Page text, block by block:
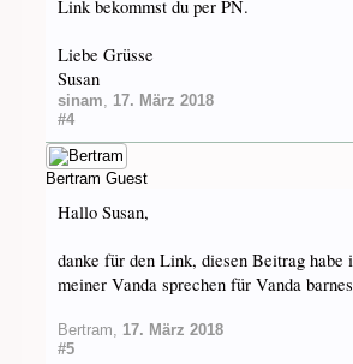
Link bekommst du per PN.
Liebe Grüsse
Susan
sinam, 17. März 2018
#4
Bertram Guest
Hallo Susan,
danke für den Link, diesen Beitrag
meiner Vanda sprechen für Vanda
Bertram, 17. März 2018
#5